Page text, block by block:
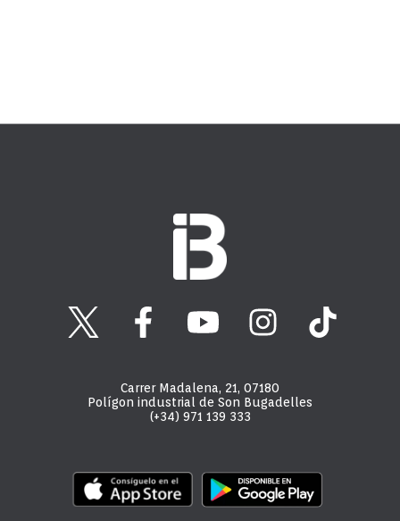
Carrer Madalena, 21, 07180
Polígon industrial de Son Bugadelles
(+34) 971 139 333